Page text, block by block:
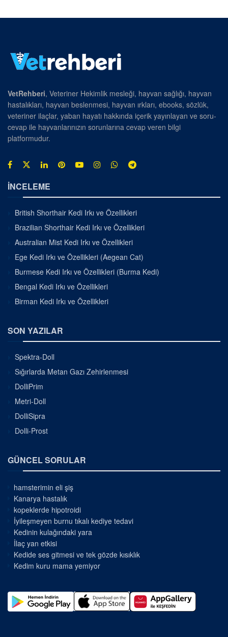
VetRehberi, Veteriner Hekimlik mesleği, hayvan sağlığı, hayvan
hastalıkları, hayvan beslenmesi, hayvan ırkları, ebooks, sözlük,
veteriner ilaçlar, yaban hayatı hakkında içerik yayınlayan ve soru-
cevap ile hayvanlarınızın sorunlarına cevap veren bilgi
platformudur.
İNCELEME
British Shorthair Kedi Irkı ve Özellikleri
Brazilian Shorthair Kedi Irkı ve Özellikleri
Australian Mist Kedi Irkı ve Özellikleri
Ege Kedi Irkı ve Özellikleri (Aegean Cat)
Burmese Kedi Irkı ve Özellikleri (Burma Kedi)
Bengal Kedi Irkı ve Özellikleri
Birman Kedi Irkı ve Özellikleri
SON YAZILAR
Spektra-Doll
Sığırlarda Metan Gazı Zehirlenmesi
DolliPrim
Metri-Doll
DolliSipra
Dolli-Prost
GÜNCEL SORULAR
hamsterimin eli şiş
Kanarya hastalık
kopeklerde hipotroidi
İyileşmeyen burnu tıkalı kediye tedavi
Kedinin kulağındaki yara
İlaç yan etkisi
Kedide ses gitmesi ve tek gözde kısıklık
Kedim kuru mama yemiyor